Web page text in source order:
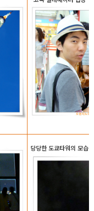
당당한 도쿄타워의 모습